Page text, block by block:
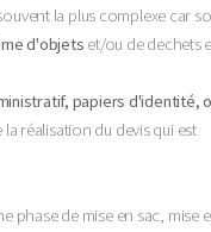
la plus complexe car
d'objets et/ou de dechets
papiers d'identité,
réalisation du devis qui est
phase de mise en sac, mise